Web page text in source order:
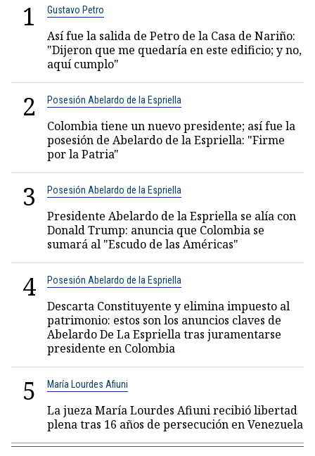
1 Gustavo Petro
Así fue la salida de Petro de la Casa de Nariño:
"Dijeron que me quedaría en este edificio; y no,
aquí cumplo"
2 Posesión Abelardo de la Espriella
Colombia tiene un nuevo presidente; así fue la
posesión de Abelardo de la Espriella: "Firme
por la Patria"
3 Posesión Abelardo de la Espriella
Presidente Abelardo de la Espriella se alía con
Donald Trump: anuncia que Colombia se
sumará al "Escudo de las Américas"
4 Posesión Abelardo de la Espriella
Descarta Constituyente y elimina impuesto al
patrimonio: estos son los anuncios claves de
Abelardo De La Espriella tras juramentarse
presidente en Colombia
5 María Lourdes Afiuni
La jueza María Lourdes Afiuni recibió libertad
plena tras 16 años de persecución en Venezuela